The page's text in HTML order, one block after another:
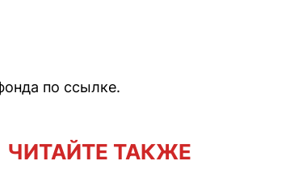
по ссылке.
ЧИТАЙТЕ ТАКЖЕ